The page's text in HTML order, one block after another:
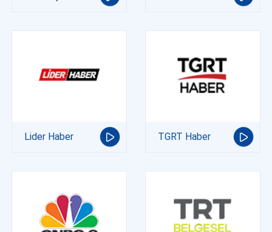
Lider Haber TGRT Haber